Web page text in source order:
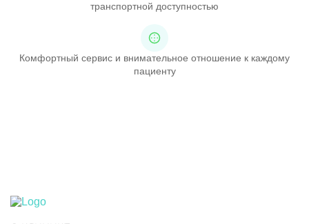
транспортной доступностью
Комфортный сервис и внимательное отношение к каждому
пациенту